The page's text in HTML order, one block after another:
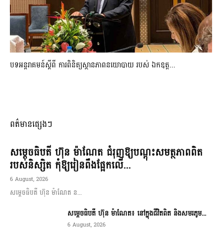
បទអន្តរាគមន៍ស្តីពី ការពិនិត្យស្ថានភាពនយោបាយ របស់ ឯកឧត្ត...
ពត៌មានផ្សេងៗ
សម្តេចធិបតី ហ៊ុន ម៉ាណែត ជំរុញឱ្យបណ្តុះសមត្ថភាពពិត
របស់និស្សិត កុំឱ្យរៀនពឹងផ្អែកលើ...
6 August, 2026
សម្តេចធិបតី ហ៊ុន ម៉ាណែត ន...
សម្តេចធិបតី ហ៊ុន ម៉ាណែត៖ នៅក្នុងជីវិតពិត និងសមរភូម...
6 August, 2026